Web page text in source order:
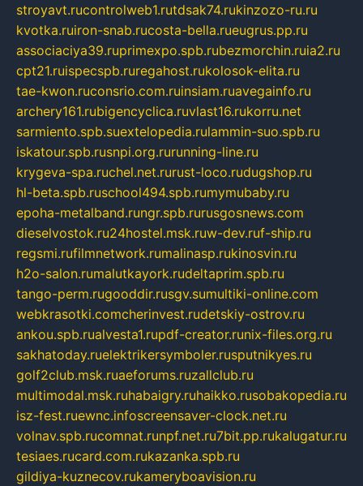
stroyavt.rucontrolweb1.rutdsak74.rukinzozo-ru.ru
kvotka.ruiron-snab.rucosta-bella.rueugrus.pp.ru
associaciya39.ruprimexpo.spb.rubezmorchin.ruia2.ru
cpt21.ruispecspb.ruregahost.rukolosok-elita.ru
tae-kwon.ruconsrio.com.ruinsiam.ruavegainfo.ru
archery161.rubigencyclica.ruvlast16.rukorru.net
sarmiento.spb.suextelopedia.rulammin-suo.spb.ru
iskatour.spb.rusnpi.org.rurunning-line.ru
krygeva-spa.ruchel.net.rurust-loco.rudugshop.ru
hl-beta.spb.ruschool494.spb.rumymubaby.ru
epoha-metalband.rungr.spb.rurusgosnews.com
dieselvostok.ru24hostel.msk.ruw-dev.ruf-ship.ru
regsmi.rufilmnetwork.rumalinasp.rukinosvin.ru
h2o-salon.rumalutkayork.rudeltaprim.spb.ru
tango-perm.rugooddir.rusgv.sumultiki-online.com
webkrasotki.comcherinvest.rudetskiy-ostrov.ru
ankou.spb.rualvesta1.rupdf-creator.runix-files.org.ru
sakhatoday.ruelektrikersymboler.rusputnikyes.ru
golf2club.msk.ruaeforums.ruzallclub.ru
multimodal.msk.ruhabaigry.ruhaikko.rusobakopedia.ru
isz-fest.ruewnc.infoscreensaver-clock.net.ru
volnav.spb.rucomnat.runpf.net.ru7bit.pp.rukalugatur.ru
tesiaes.rucard.com.rukazanka.spb.ru
gildiya-kuznecov.rukameryboavision.ru